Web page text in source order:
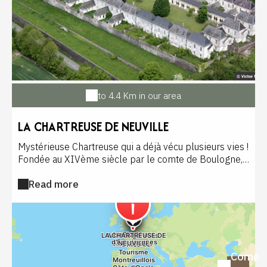
to 4.4 Km in our area
LA CHARTREUSE DE NEUVILLE
Mystérieuse Chartreuse qui a déjà vécu plusieurs vies !
Fondée au XIVème siècle par le comte de Boulogne,
Montreuil-sur-Mer. Plusieurs fois dévastée, puis
vendue comme bien national en 1789. Utilisé comme
carrière, le monastère disparaît quasiment jusqu'à ce
que l'Ordre des Chartreux rachète le terrain en 1870
et confie la reconstruction à l'architecte Clovis
Normand. La Chartreuse se transformera ensuite
Read more
Come